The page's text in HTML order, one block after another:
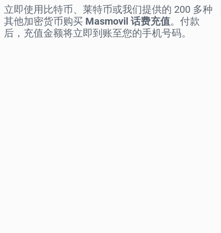
立即使用比特币、莱特币或我们提供的 200 多种
其他加密货币购买 Masmovil 话费充值。付款
后，充值金额将立即到账至您的手机号码。